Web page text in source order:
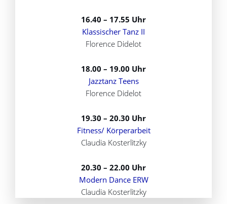
16.40 – 17.55 Uhr
Klassischer Tanz II
Florence Didelot
18.00 – 19.00 Uhr
Jazztanz Teens
Florence Didelot
19.30 – 20.30 Uhr
Fitness/ Körperarbeit
Claudia Kosterlitzky
20.30 – 22.00 Uhr
Modern Dance ERW
Claudia Kosterlitzky